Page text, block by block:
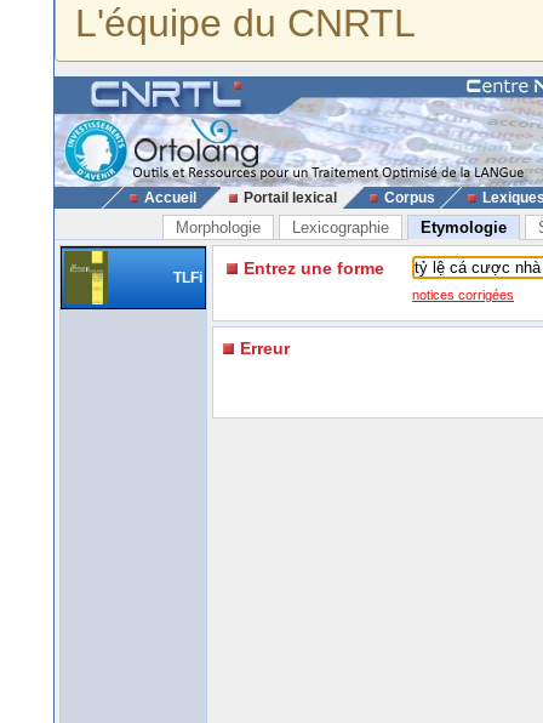
L'équipe du CNRTL
Accueil Portail lexical Corpus
Morphologie Lexicographie Etymologie
TLFi Entrez une forme
notices corrigées
Erreur